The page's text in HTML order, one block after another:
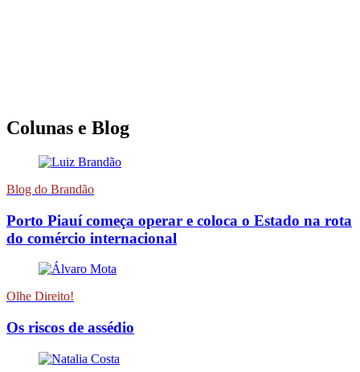
Colunas e Blog
Blog do Brandão
Porto Piauí começa operar e coloca o Estado na rota
do comércio internacional
Olhe Direito!
Os riscos de assédio